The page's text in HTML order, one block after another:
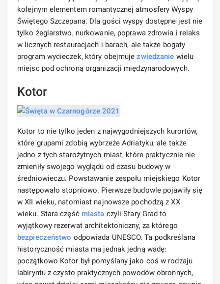
kolejnym elementem romantycznej atmosfery Wyspy
Świętego Szczepana. Dla gości wyspy dostępne jest nie
tylko żeglarstwo, nurkowanie, poprawa zdrowia i relaks
w licznych restauracjach i barach, ale także bogaty
program wycieczek, który obejmujezwiedzanie wielu
miejsc pod ochroną organizacji międzynarodowych.
Kotor
Kotor to nie tylko jeden z najwygodniejszych kurortów,
które grupami zdobią wybrzeże Adriatyku, ale także
jedno z tych starożytnych miast, które praktycznie nie
zmieniły swojego wyglądu od czasu budowy w
średniowieczu. Powstawanie zespołu miejskiego Kotor
następowało stopniowo. Pierwsze budowle pojawiły się
w XII wieku, natomiast najnowsze pochodzą z XX
wieku. Stara część miasta czyli Stary Grad to
wyjątkowy rezerwat architektoniczny, za którego
bezpieczeństwo odpowiada UNESCO. Ta podkreślana
historyczność miasta ma jednak jedną wadę:
początkowo Kotor był pomyślany jako coś w rodzaju
labiryntu z czysto praktycznych powodów obronnych,